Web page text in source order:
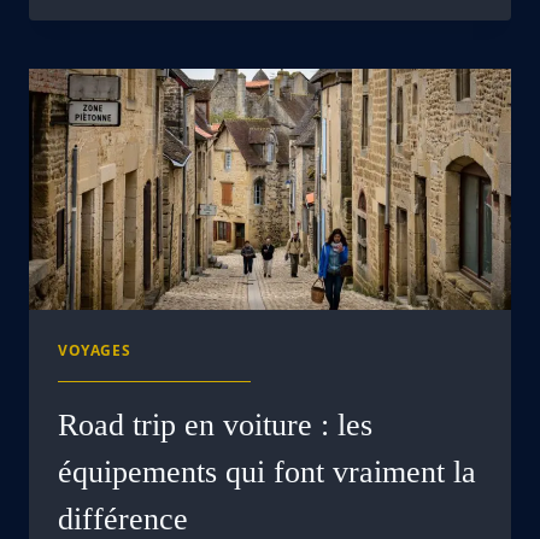
VOYAGES
Road trip en voiture : les
équipements qui font vraiment la
différence